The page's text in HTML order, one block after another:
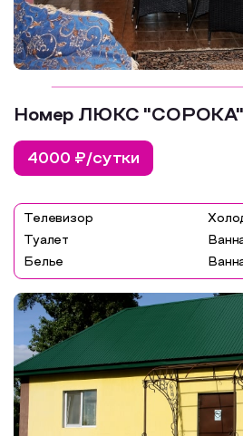
Номер ЛЮКС "СОРОКА"
4000 ₽/сутки
Телевизор
Туалет
Белье